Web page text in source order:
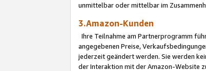
unmittelbar oder mittelbar im
3.Amazon-Kunden
Ihre Teilnahme am Partnerprogramm
angegebenen Preise,
jederzeit geändert werden. Sie werden
der Interaktion mit der Amazon-Website